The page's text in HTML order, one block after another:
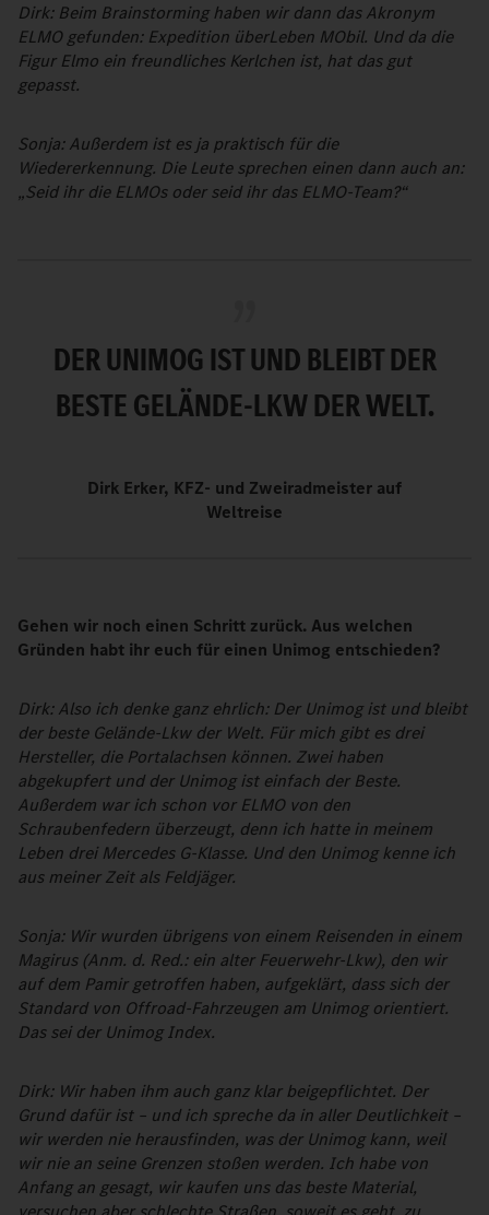
Dirk: Beim Brainstorming haben wir dann das Akronym
ELMO gefunden: Expedition überLeben MObil. Und da die
Figur Elmo ein freundliches Kerlchen ist, hat das gut
gepasst.
Sonja: Außerdem ist es ja praktisch für die
Wiedererkennung. Die Leute sprechen einen dann auch an:
„Seid ihr die ELMOs oder seid ihr das ELMO-Team?“
DER UNIMOG IST UND BLEIBT DER
BESTE GELÄNDE-LKW DER WELT.
Dirk Erker, KFZ- und Zweiradmeister auf
Weltreise
Gehen wir noch einen Schritt zurück. Aus welchen
Gründen habt ihr euch für einen Unimog entschieden?
Dirk: Also ich denke ganz ehrlich: Der Unimog ist und bleibt
der beste Gelände-Lkw der Welt. Für mich gibt es drei
Hersteller, die Portalachsen können. Zwei haben
abgekupfert und der Unimog ist einfach der Beste.
Außerdem war ich schon vor ELMO von den
Schraubenfedern überzeugt, denn ich hatte in meinem
Leben drei Mercedes G-Klasse. Und den Unimog kenne ich
aus meiner Zeit als Feldjäger.
Sonja: Wir wurden übrigens von einem Reisenden in einem
Magirus (Anm. d. Red.: ein alter Feuerwehr-Lkw), den wir
auf dem Pamir getroffen haben, aufgeklärt, dass sich der
Standard von Offroad-Fahrzeugen am Unimog orientiert.
Das sei der Unimog Index.
Dirk: Wir haben ihm auch ganz klar beigepflichtet. Der
Grund dafür ist – und ich spreche da in aller Deutlichkeit –
wir werden nie herausfinden, was der Unimog kann, weil
wir nie an seine Grenzen stoßen werden. Ich habe von
Anfang an gesagt, wir kaufen uns das beste Material,